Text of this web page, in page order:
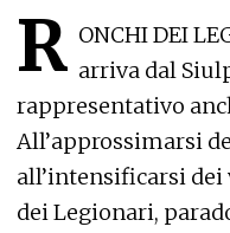
R ONCHI DEI
arriva dal
rappresentativo
All’approssimarsi
all’intensificarsi
dei Legionari,